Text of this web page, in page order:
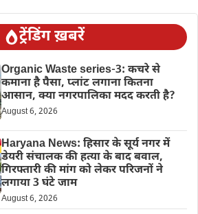
ट्रेंडिंग ख़बरें
Organic Waste series-3: कचरे से
कमाना है पैसा, प्लांट लगाना कितना
आसान, क्या नगरपालिका मदद करती है?
August 6, 2026
Haryana News: हिसार के सूर्य नगर में
डेयरी संचालक की हत्या के बाद बवाल,
गिरफ्तारी की मांग को लेकर परिजनों ने
लगाया 3 घंटे जाम
August 6, 2026